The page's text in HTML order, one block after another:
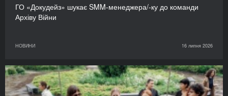
ГО «Докудейз» шукає SMM-менеджера/-ку до команди
Архіву Війни
НОВИНИ 16 липня 2026